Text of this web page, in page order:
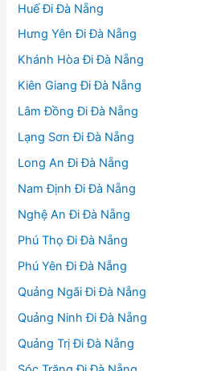
Huế Đi Đà Nẵng
Hưng Yên Đi Đà Nẵng
Khánh Hòa Đi Đà Nẵng
Kiên Giang Đi Đà Nẵng
Lâm Đồng Đi Đà Nẵng
Lạng Sơn Đi Đà Nẵng
Long An Đi Đà Nẵng
Nam Định Đi Đà Nẵng
Nghệ An Đi Đà Nẵng
Phú Thọ Đi Đà Nẵng
Phú Yên Đi Đà Nẵng
Quảng Ngãi Đi Đà Nẵng
Quảng Ninh Đi Đà Nẵng
Quảng Trị Đi Đà Nẵng